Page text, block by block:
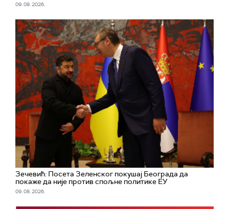
09. 08. 2026.
Зечевић: Посета Зеленског покушај Београда да
покаже да није против спољне политике ЕУ
09. 08. 2026.